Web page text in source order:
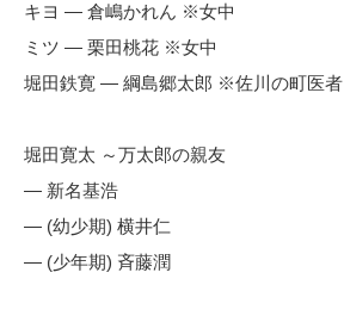
キヨ — 倉嶋かれん ※女中
ミツ — 栗田桃花 ※女中
堀田鉄寛 — 綱島郷太郎 ※佐川の町医者
堀田寛太 ～万太郎の親友
— 新名基浩
— (幼少期) 横井仁
— (少年期) 斉藤潤